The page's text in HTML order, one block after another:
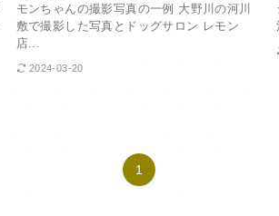
モンちゃんの撮影写真の一例 大野川の河川
敷で撮影した写真とドッグサロン レモン
店...
2024-03-20
1